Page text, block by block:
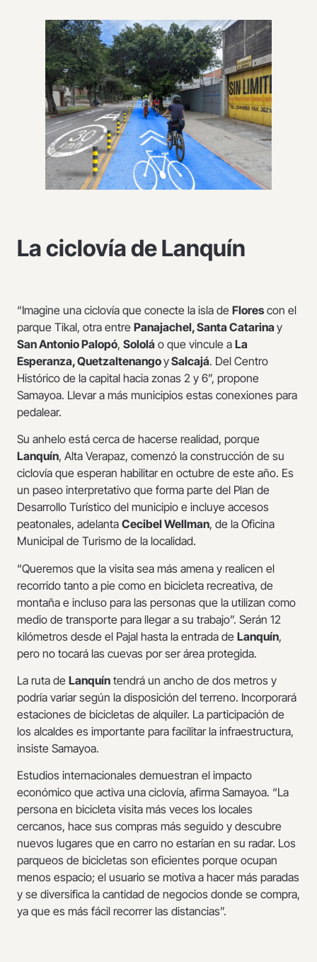
La ciclovía de Lanquín
“Imagine una ciclovía que conecte la isla de Flores con el
parque Tikal, otra entre Panajachel, Santa Catarina y
San Antonio Palopó, Sololá o que vincule a La
Esperanza, QuetzaltenangoySalcajá. Del Centro
Histórico de la capital hacia zonas 2 y 6”, propone
Samayoa. Llevar a más municipios estas conexiones para
pedalear.
Su anhelo está cerca de hacerse realidad, porque
Lanquín, Alta Verapaz, comenzó la construcción de su
ciclovía que esperan habilitar en octubre de este año. Es
un paseo interpretativo que forma parte del Plan de
Desarrollo Turístico del municipio e incluye accesos
peatonales, adelanta Cecibel Wellman, de la Oficina
Municipal de Turismo de la localidad.
“Queremos que la visita sea más amena y realicen el
recorrido tanto a pie como en bicicleta recreativa, de
montaña e incluso para las personas que la utilizan como
medio de transporte para llegar a su trabajo”. Serán 12
kilómetros desde el Pajal hasta la entrada de Lanquín,
pero no tocará las cuevas por ser área protegida.
La ruta de Lanquín tendrá un ancho de dos metros y
podría variar según la disposición del terreno. Incorporará
estaciones de bicicletas de alquiler. La participación de
los alcaldes es importante para facilitar la infraestructura,
insiste Samayoa.
Estudios internacionales demuestran el impacto
económico que activa una ciclovía, afirma Samayoa. “La
persona en bicicleta visita más veces los locales
cercanos, hace sus compras más seguido y descubre
nuevos lugares que en carro no estarían en su radar. Los
parqueos de bicicletas son eficientes porque ocupan
menos espacio; el usuario se motiva a hacer más paradas
y se diversifica la cantidad de negocios donde se compra,
ya que es más fácil recorrer las distancias”.